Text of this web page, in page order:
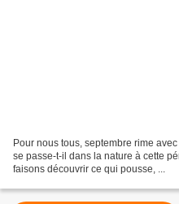
Pour nous tous, septembre rime
se passe-t-il dans la nature à cette
faisons découvrir ce qui pousse, ...